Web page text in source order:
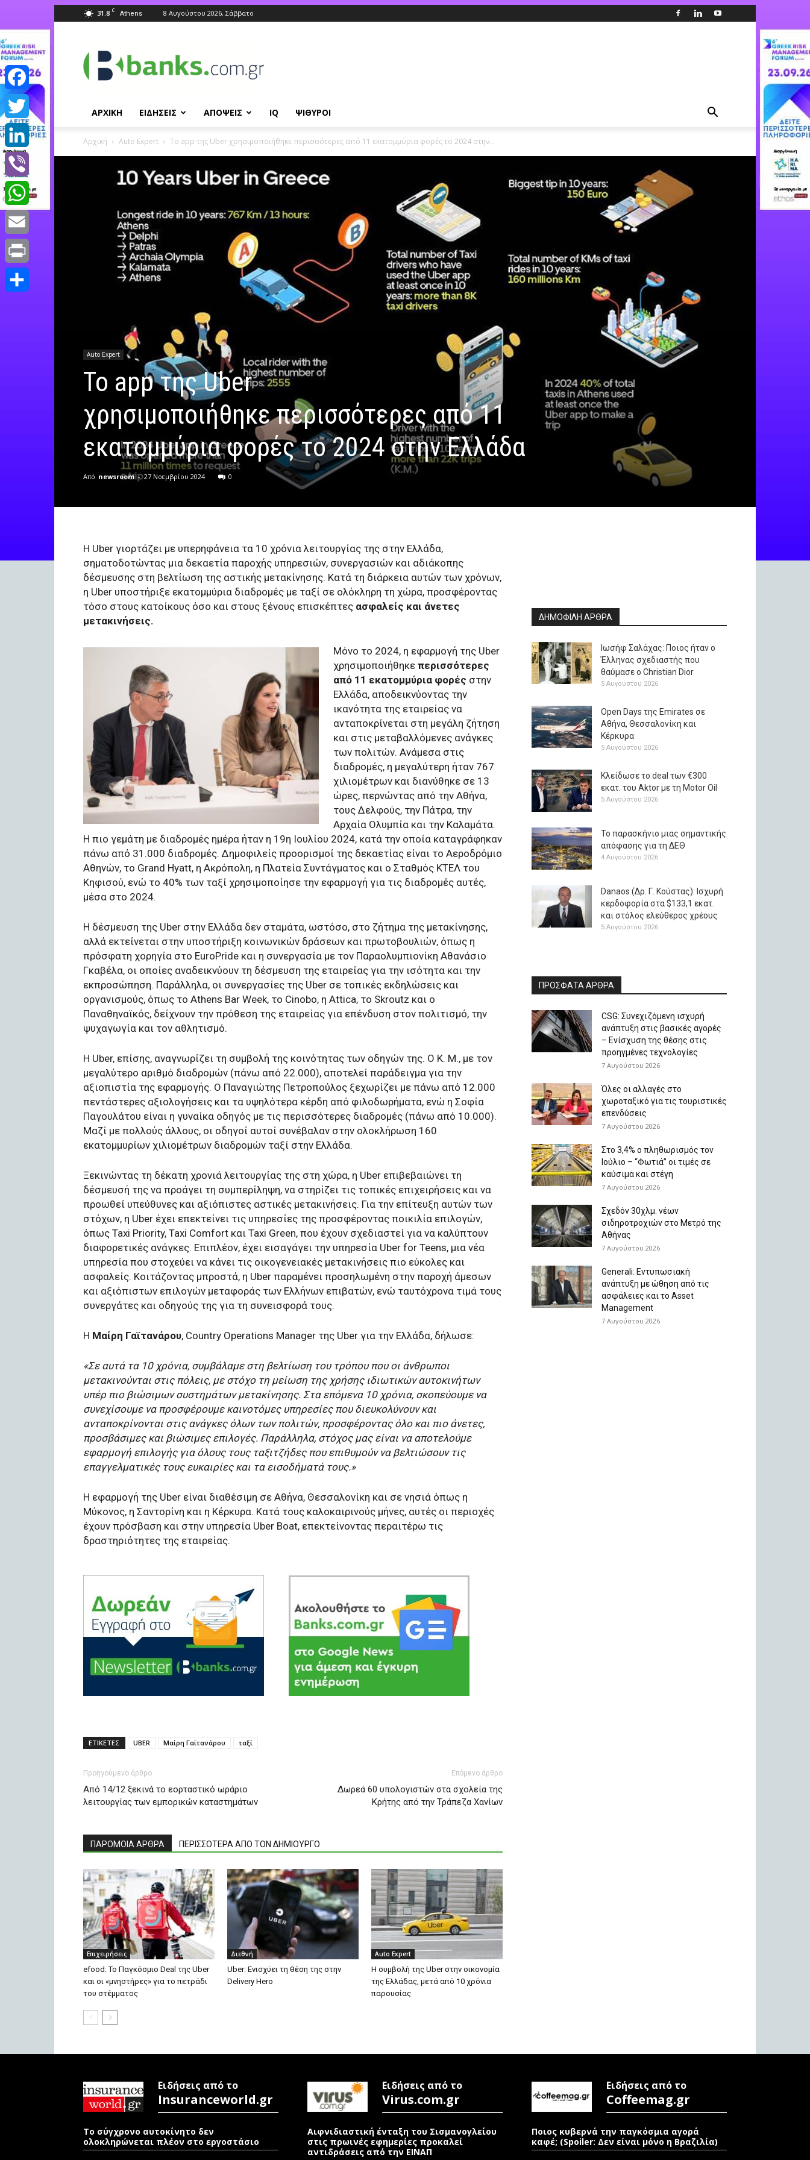
31.8 C Athens 8 Αυγούστου 2026, Σάββατο
ΑΡΧΙΚΗ ΕΙΔΗΣΕΙΣ ΑΠΟΨΕΙΣ IQ ΨΙΘΥΡΟΙ
Αρχική Auto Expert Το app της Uber χρησιμοποιήθηκε περισσότερες από 11 εκατομμύρια φορές το 2024 στην...
Auto Expert
Το app της Uber
χρησιμοποιήθηκε περισσότερες από 11
εκατομμύρια φορές το 2024 στην Ελλάδα
Από newsroom - 27 Νοεμβρίου 2024 0
Η Uber γιορτάζει με υπερηφάνεια τα 10 χρόνια λειτουργίας της στην Ελλάδα,
σηματοδοτώντας μια δεκαετία παροχής υπηρεσιών, συνεργασιών και αδιάκοπης
δέσμευσης στη βελτίωση της αστικής μετακίνησης. Κατά τη διάρκεια αυτών των χρόνων,
η Uber υποστήριξε εκατομμύρια διαδρομές με ταξί σε ολόκληρη τη χώρα, προσφέροντας
τόσο στους κατοίκους όσο και στους ξένους επισκέπτες ασφαλείς και άνετες
μετακινήσεις.
Μόνο το 2024, η εφαρμογή της Uber
χρησιμοποιήθηκε περισσότερες
από 11 εκατομμύρια φορές στην
Ελλάδα, αποδεικνύοντας την
ικανότητα της εταιρείας να
ανταποκρίνεται στη μεγάλη ζήτηση
και στις μεταβαλλόμενες ανάγκες
των πολιτών. Ανάμεσα στις
διαδρομές, η μεγαλύτερη ήταν 767
χιλιομέτρων και διανύθηκε σε 13
ώρες, περνώντας από την Αθήνα,
τους Δελφούς, την Πάτρα, την
Αρχαία Ολυμπία και την Καλαμάτα.
Η πιο γεμάτη με διαδρομές ημέρα ήταν η 19η Ιουλίου 2024, κατά την οποία καταγράφηκαν
πάνω από 31.000 διαδρομές. Δημοφιλείς προορισμοί της δεκαετίας είναι το Αεροδρόμιο
Αθηνών, το Grand Hyatt, η Ακρόπολη, η Πλατεία Συντάγματος και ο Σταθμός ΚΤΕΛ του
Κηφισού, ενώ το 40% των ταξί χρησιμοποίησε την εφαρμογή για τις διαδρομές αυτές,
μέσα στο 2024.
Η δέσμευση της Uber στην Ελλάδα δεν σταμάτα, ωστόσο, στο ζήτημα της μετακίνησης,
αλλά εκτείνεται στην υποστήριξη κοινωνικών δράσεων και πρωτοβουλιών, όπως η
πρόσφατη χορηγία στο EuroPride και η συνεργασία με τον Παραολυμπιονίκη Αθανάσιο
Γκαβέλα, οι οποίες αναδεικνύουν τη δέσμευση της εταιρείας για την ισότητα και την
εκπροσώπηση. Παράλληλα, οι συνεργασίες της Uber σε τοπικές εκδηλώσεις και
οργανισμούς, όπως το Athens Bar Week, το Cinobo, η Attica, το Skroutz και ο
Παναθηναϊκός, δείχνουν την πρόθεση της εταιρείας για επένδυση στον πολιτισμό, την
ψυχαγωγία και τον αθλητισμό.
Η Uber, επίσης, αναγνωρίζει τη συμβολή της κοινότητας των οδηγών της. Ο Κ. M., με τον
μεγαλύτερο αριθμό διαδρομών (πάνω από 22.000), αποτελεί παράδειγμα για την
αξιοπιστία της εφαρμογής. Ο Παναγιώτης Πετροπούλος ξεχωρίζει με πάνω από 12.000
πεντάστερες αξιολογήσεις και τα υψηλότερα κέρδη από φιλοδωρήματα, ενώ η Σοφία
Παγουλάτου είναι η γυναίκα οδηγός με τις περισσότερες διαδρομές (πάνω από 10.000).
Μαζί με πολλούς άλλους, οι οδηγοί αυτοί συνέβαλαν στην ολοκλήρωση 160
εκατομμυρίων χιλιομέτρων διαδρομών ταξί στην Ελλάδα.
Ξεκινώντας τη δέκατη χρονιά λειτουργίας της στη χώρα, η Uber επιβεβαιώνει τη
δέσμευσή της να προάγει τη συμπερίληψη, να στηρίζει τις τοπικές επιχειρήσεις και να
προωθεί υπεύθυνες και αξιόπιστες αστικές μετακινήσεις. Για την επίτευξη αυτών των
στόχων, η Uber έχει επεκτείνει τις υπηρεσίες της προσφέροντας ποικιλία επιλογών,
όπως Taxi Priority, Taxi Comfort και Taxi Green, που έχουν σχεδιαστεί για να καλύπτουν
διαφορετικές ανάγκες. Επιπλέον, έχει εισαγάγει την υπηρεσία Uber for Teens, μια νέα
υπηρεσία που στοχεύει να κάνει τις οικογενειακές μετακινήσεις πιο εύκολες και
ασφαλείς. Κοιτάζοντας μπροστά, η Uber παραμένει προσηλωμένη στην παροχή άμεσων
και αξιόπιστων επιλογών μεταφοράς των Ελλήνων επιβατών, ενώ ταυτόχρονα τιμά τους
συνεργάτες και οδηγούς της για τη συνεισφορά τους.
Η Μαίρη Γαϊτανάρου, Country Operations Manager της Uber για την Ελλάδα, δήλωσε:
«Σε αυτά τα 10 χρόνια, συμβάλαμε στη βελτίωση του τρόπου που οι άνθρωποι
μετακινούνται στις πόλεις, με στόχο τη μείωση της χρήσης ιδιωτικών αυτοκινήτων
υπέρ πιο βιώσιμων συστημάτων μετακίνησης. Στα επόμενα 10 χρόνια, σκοπεύουμε να
συνεχίσουμε να προσφέρουμε καινοτόμες υπηρεσίες που διευκολύνουν και
ανταποκρίνονται στις ανάγκες όλων των πολιτών, προσφέροντας όλο και πιο άνετες,
προσβάσιμες και βιώσιμες επιλογές. Παράλληλα, στόχος μας είναι να αποτελούμε
εφαρμογή επιλογής για όλους τους ταξιτζήδες που επιθυμούν να βελτιώσουν τις
επαγγελματικές τους ευκαιρίες και τα εισοδήματά τους.»
Η εφαρμογή της Uber είναι διαθέσιμη σε Αθήνα, Θεσσαλονίκη και σε νησιά όπως η
Μύκονος, η Σαντορίνη και η Κέρκυρα. Κατά τους καλοκαιρινούς μήνες, αυτές οι περιοχές
έχουν πρόσβαση και στην υπηρεσία Uber Boat, επεκτείνοντας περαιτέρω τις
δραστηριότητες της εταιρείας.
ΕΤΙΚΕΤΕΣ UBER Μαίρη Γαϊτανάρου ταξί
Προηγούμενο άρθρο
Από 14/12 ξεκινά το εορταστικό ωράριο
λειτουργίας των εμπορικών καταστημάτων
Επόμενο άρθρο
Δωρεά 60 υπολογιστών στα σχολεία της
Κρήτης από την Τράπεζα Χανίων
ΠΑΡΟΜΟΙΑ ΑΡΘΡΑ ΠΕΡΙΣΣΟΤΕΡΑ ΑΠΟ ΤΟΝ ΔΗΜΙΟΥΡΓΟ
Επιχειρήσεις
efood: Το Παγκόσμιο Deal της Uber
και οι «μνηστήρες» για το πετράδι
του στέμματος
Διεθνή
Uber: Ενισχύει τη θέση της στην
Delivery Hero
Auto Expert
Η συμβολή της Uber στην οικονομία
της Ελλάδας, μετά από 10 χρόνια
παρουσίας
ΔΗΜΟΦΙΛΗ ΑΡΘΡΑ
Ιωσήφ Σαλάχας: Ποιος ήταν ο
Έλληνας σχεδιαστής που
θαύμασε ο Christian Dior
5 Αυγούστου 2026
Open Days της Emirates σε
Αθήνα, Θεσσαλονίκη και
Κέρκυρα
5 Αυγούστου 2026
Κλείδωσε το deal των €300
εκατ. του Aktor με τη Μotor Oil
5 Αυγούστου 2026
Το παρασκήνιο μιας σημαντικής
απόφασης για τη ΔΕΘ
4 Αυγούστου 2026
Danaos (Δρ. Γ. Κούστας): Ισχυρή
κερδοφορία στα $133,1 εκατ.
και στόλος ελεύθερος χρέους
5 Αυγούστου 2026
ΠΡΟΣΦΑΤΑ ΑΡΘΡΑ
CSG: Συνεχιζόμενη ισχυρή
ανάπτυξη στις βασικές αγορές
– Ενίσχυση της θέσης στις
προηγμένες τεχνολογίες
7 Αυγούστου 2026
Όλες οι αλλαγές στο
χωροταξικό για τις τουριστικές
επενδύσεις
7 Αυγούστου 2026
Στο 3,4% ο πληθωρισμός τον
Ιούλιο – “Φωτιά” οι τιμές σε
καύσιμα και στέγη
7 Αυγούστου 2026
Σχεδόν 30χλμ. νέων
σιδηροτροχιών στο Μετρό της
Αθήνας
7 Αυγούστου 2026
Generali: Eντυπωσιακή
ανάπτυξη με ώθηση από τις
ασφάλειες και το Asset
Management
7 Αυγούστου 2026
Ειδήσεις από το
Insuranceworld.gr
Το σύγχρονο αυτοκίνητο δεν
ολοκληρώνεται πλέον στο εργοστάσιο
Ειδήσεις από το
Virus.com.gr
Αιφνιδιαστική ένταξη του Σισμανογλείου
στις πρωινές εφημερίες προκαλεί
αντιδράσεις από την ΕΙΝΑΠ
Ειδήσεις από το
Coffeemag.gr
Ποιος κυβερνά την παγκόσμια αγορά
καφέ; (Spoiler: Δεν είναι μόνο η Βραζιλία)
Facebook
Twitter
LinkedIn
Viber
WhatsApp
Email
Print